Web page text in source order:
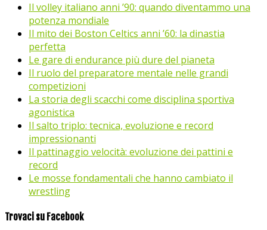
Il volley italiano anni ’90: quando diventammo una
potenza mondiale
Il mito dei Boston Celtics anni ’60: la dinastia
perfetta
Le gare di endurance più dure del pianeta
Il ruolo del preparatore mentale nelle grandi
competizioni
La storia degli scacchi come disciplina sportiva
agonistica
Il salto triplo: tecnica, evoluzione e record
impressionanti
Il pattinaggio velocità: evoluzione dei pattini e
record
Le mosse fondamentali che hanno cambiato il
wrestling
Trovaci su Facebook